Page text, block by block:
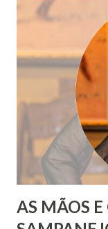
AS MÃOS